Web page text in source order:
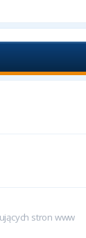
stron www